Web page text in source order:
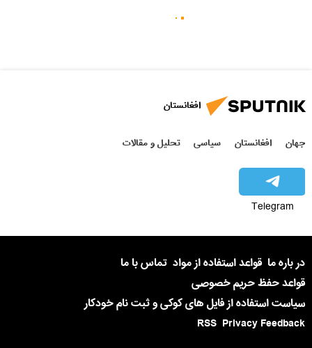
افغانستان
جهان افغانستان سیاسی تحلیل و مقالات
Telegram
در باره ما قواعد استفاده از مواد تماس با ما
قواعد حفظ حریم خصوصی
سیاست استفاده از فایل های کوکی و ثبت نام خودکار
Privacy Feedback
RSS